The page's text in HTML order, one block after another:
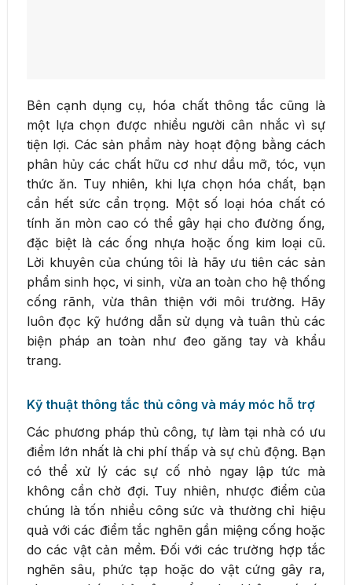
Bên cạnh dụng cụ, hóa chất thông tắc cũng là
một lựa chọn được nhiều người cân nhắc vì sự
tiện lợi. Các sản phẩm này hoạt động bằng cách
phân hủy các chất hữu cơ như dầu mỡ, tóc, vụn
thức ăn. Tuy nhiên, khi lựa chọn hóa chất, bạn
cần hết sức cẩn trọng. Một số loại hóa chất có
tính ăn mòn cao có thể gây hại cho đường ống,
đặc biệt là các ống nhựa hoặc ống kim loại cũ.
Lời khuyên của chúng tôi là hãy ưu tiên các sản
phẩm sinh học, vi sinh, vừa an toàn cho hệ thống
cống rãnh, vừa thân thiện với môi trường. Hãy
luôn đọc kỹ hướng dẫn sử dụng và tuân thủ các
biện pháp an toàn như đeo găng tay và khẩu
trang.
Kỹ thuật thông tắc thủ công và máy móc hỗ trợ
Các phương pháp thủ công, tự làm tại nhà có ưu
điểm lớn nhất là chi phí thấp và sự chủ động. Bạn
có thể xử lý các sự cố nhỏ ngay lập tức mà
không cần chờ đợi. Tuy nhiên, nhược điểm của
chúng là tốn nhiều công sức và thường chỉ hiệu
quả với các điểm tắc nghẽn gần miệng cống hoặc
do các vật cản mềm. Đối với các trường hợp tắc
nghẽn sâu, phức tạp hoặc do vật cứng gây ra,